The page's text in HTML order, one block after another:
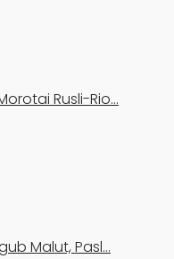
Rusli-Rio…
Malut, Pasl…